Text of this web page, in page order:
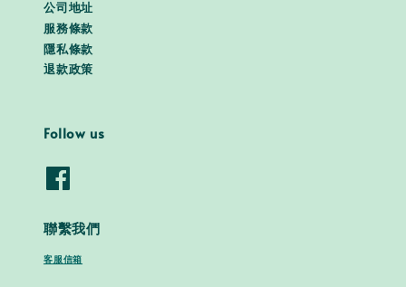
公司地址
服務條款
隱私條款
退款政策
Follow us
聯繫我們
客服信箱